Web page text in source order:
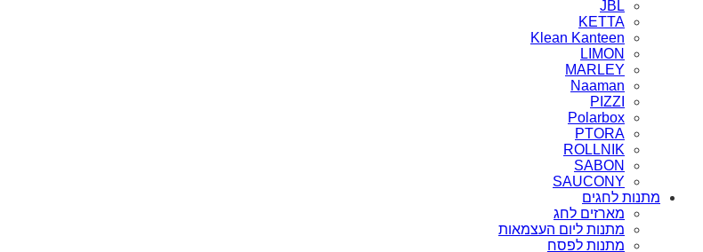
JBL
KETTA
Klean Kanteen
LIMON
MARLEY
Naaman
PIZZI
Polarbox
PTORA
ROLLNIK
SABON
SAUCONY
מתנות לחגים
מארזים לחג
מתנות ליום העצמאות
מתנות לפסח